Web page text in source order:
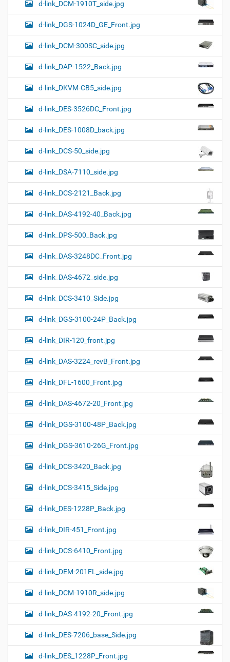
d-link_DCM-1910T_side.jpg
d-link_DGS-1024D_GE_Front.jpg
d-link_DCM-300SC_side.jpg
d-link_DAP-1522_Back.jpg
d-link_DKVM-CB5_side.jpg
d-link_DES-3526DC_Front.jpg
d-link_DES-1008D_back.jpg
d-link_DCS-50_side.jpg
d-link_DSA-7110_side.jpg
d-link_DCS-2121_Back.jpg
d-link_DAS-4192-40_Back.jpg
d-link_DPS-500_Back.jpg
d-link_DAS-3248DC_Front.jpg
d-link_DAS-4672_side.jpg
d-link_DCS-3410_Side.jpg
d-link_DGS-3100-24P_Back.jpg
d-link_DIR-120_front.jpg
d-link_DAS-3224_revB_Front.jpg
d-link_DFL-1600_Front.jpg
d-link_DAS-4672-20_Front.jpg
d-link_DGS-3100-48P_Back.jpg
d-link_DGS-3610-26G_Front.jpg
d-link_DCS-3420_Back.jpg
d-link_DCS-3415_Side.jpg
d-link_DES-1228P_Back.jpg
d-link_DIR-451_Front.jpg
d-link_DCS-6410_Front.jpg
d-link_DEM-201FL_side.jpg
d-link_DCM-1910R_side.jpg
d-link_DAS-4192-20_Front.jpg
d-link_DES-7206_base_Side.jpg
d-link_DES_1228P_Front.jpg